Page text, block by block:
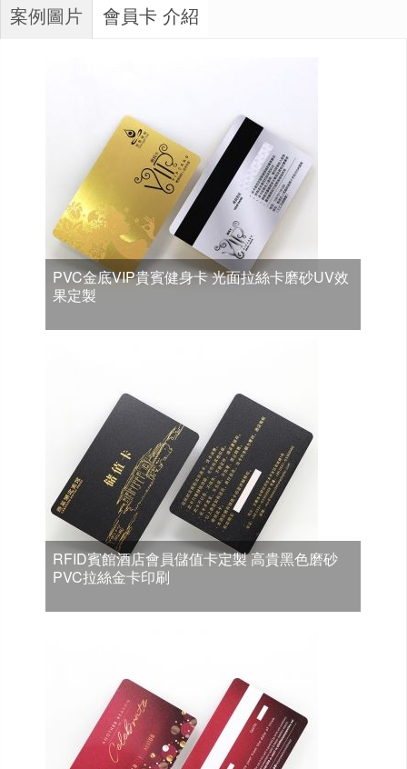
案例圖片 會員卡 介紹
PVC金底VIP貴賓健身卡 光面拉絲卡磨砂UV效
果定製
RFID賓館酒店會員儲值卡定製 高貴黑色磨砂
PVC拉絲金卡印刷